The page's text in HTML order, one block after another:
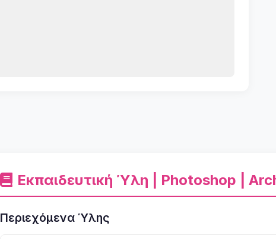
Εκπαιδευτική Ύλη | Photoshop |
Περιεχόμενα Ύλης